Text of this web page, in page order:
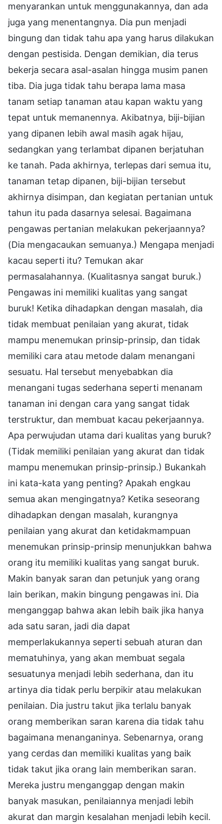
menyarankan untuk menggunakannya, dan ada
juga yang menentangnya. Dia pun menjadi
bingung dan tidak tahu apa yang harus dilakukan
dengan pestisida. Dengan demikian, dia terus
bekerja secara asal-asalan hingga musim panen
tiba. Dia juga tidak tahu berapa lama masa
tanam setiap tanaman atau kapan waktu yang
tepat untuk memanennya. Akibatnya, biji-bijian
yang dipanen lebih awal masih agak hijau,
sedangkan yang terlambat dipanen berjatuhan
ke tanah. Pada akhirnya, terlepas dari semua itu,
tanaman tetap dipanen, biji-bijian tersebut
akhirnya disimpan, dan kegiatan pertanian untuk
tahun itu pada dasarnya selesai. Bagaimana
pengawas pertanian melakukan pekerjaannya?
(Dia mengacaukan semuanya.) Mengapa menjadi
kacau seperti itu? Temukan akar
permasalahannya. (Kualitasnya sangat buruk.)
Pengawas ini memiliki kualitas yang sangat
buruk! Ketika dihadapkan dengan masalah, dia
tidak membuat penilaian yang akurat, tidak
mampu menemukan prinsip-prinsip, dan tidak
memiliki cara atau metode dalam menangani
sesuatu. Hal tersebut menyebabkan dia
menangani tugas sederhana seperti menanam
tanaman ini dengan cara yang sangat tidak
terstruktur, dan membuat kacau pekerjaannya.
Apa perwujudan utama dari kualitas yang buruk?
(Tidak memiliki penilaian yang akurat dan tidak
mampu menemukan prinsip-prinsip.) Bukankah
ini kata-kata yang penting? Apakah engkau
semua akan mengingatnya? Ketika seseorang
dihadapkan dengan masalah, kurangnya
penilaian yang akurat dan ketidakmampuan
menemukan prinsip-prinsip menunjukkan bahwa
orang itu memiliki kualitas yang sangat buruk.
Makin banyak saran dan petunjuk yang orang
lain berikan, makin bingung pengawas ini. Dia
menganggap bahwa akan lebih baik jika hanya
ada satu saran, jadi dia dapat
memperlakukannya seperti sebuah aturan dan
mematuhinya, yang akan membuat segala
sesuatunya menjadi lebih sederhana, dan itu
artinya dia tidak perlu berpikir atau melakukan
penilaian. Dia justru takut jika terlalu banyak
orang memberikan saran karena dia tidak tahu
bagaimana menanganinya. Sebenarnya, orang
yang cerdas dan memiliki kualitas yang baik
tidak takut jika orang lain memberikan saran.
Mereka justru menganggap dengan makin
banyak masukan, penilaiannya menjadi lebih
akurat dan margin kesalahan menjadi lebih kecil.